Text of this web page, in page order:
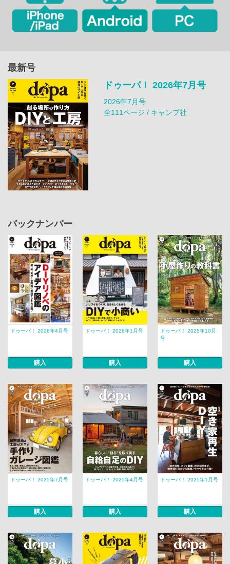
最新号
ドゥーパ！ 2026年7月号
2026年7月号
全111ページ / キャンプ社
バックナンバー
ドゥーパ！ 2026年4月号
購入
ドゥーパ！ 2026年1月号
購入
ドゥーパ！ 2025年10月
号
購入
ドゥーパ！ 2025年7月号
購入
ドゥーパ！ 2025年4月号
購入
ドゥーパ！ 2025年1月号
購入